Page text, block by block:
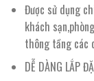
Được sử dụng
khách
thông tầng các
DỄ DÀNG LẮP